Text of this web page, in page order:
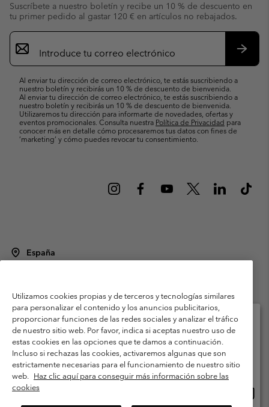
Suscríbete a nuestro boletín y recibe un 10 % de descuento en
tu primer pedido al gastar 120 € en artículos no rebajados.
Suscripción
de
correo
Al enviar tu dirección de correo electrónico, te estás suscribiendo a
nuestro boletín y recibirás un 10 % de descuento de bienvenida.
Al enviar tu dirección de correo electrónico, te estás suscribiendo a
nuestro boletín y recibirás un 10 % de descuento de bienvenida.
Utilizaremos tu dirección para informarte de novedades, ofertas y
eventos promocionales. Consulta nuestra Política de Privacidad para
conocer más en detalle cómo procesaremos tus datos con fines de
’marketing’ y cómo puedes revocar tu consentimiento.
España
Condiciones de uso
Terminos de Venta
Garantía
Política de Privacidad
Términos y condiciones del programa de miembros
Términos De Uso Del Contenido Generado Por Los Usuarios
Impressum
Cookies Public CBCR
Servicio al cliente: Lu. - Vi. de 9:00 a 13:00 y de 14:00 a 18:00
Utilizamos cookies propias y de terceros y tecnologías similares
para personalizar el contenido y los anuncios publicitarios,
proporcionar funciones de las redes sociales y analizar el tráfico
de nuestro sitio web. Por favor, indica si aceptas nuestro uso de
estas cookies en las opciones que te damos a continuación.
Incluso si rechazas las cookies, activaremos algunas que son
estrictamente necesarias para el funcionamiento de nuestro sitio
web. Haz clic aquí para conseguir más información sobre las
cookies
Selecciona tu país e idioma envío
Compras en línea disponibles